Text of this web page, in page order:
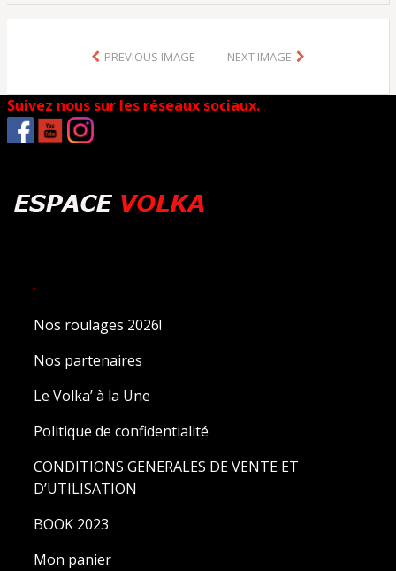
PREVIOUS IMAGE NEXT IMAGE
Suivez nous sur les réseaux sociaux.
.
Nos roulages 2026!
Nos partenaires
Le Volka’ à la Une
Politique de confidentialité
CONDITIONS GENERALES DE VENTE ET
D’UTILISATION
BOOK 2023
Mon panier